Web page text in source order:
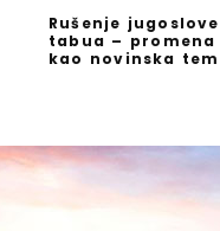
Rušenje
tabua – promena
kao novinska